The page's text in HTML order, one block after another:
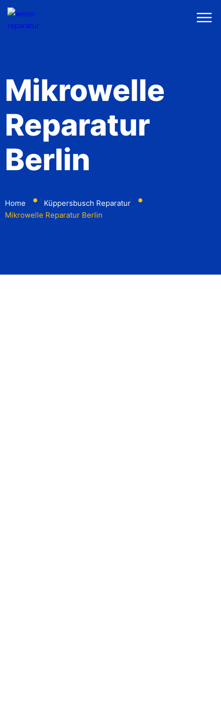
Mikrowelle
Reparatur
Berlin
Home ⬤ Küppersbusch Reparatur ⬤
Mikrowelle Reparatur Berlin